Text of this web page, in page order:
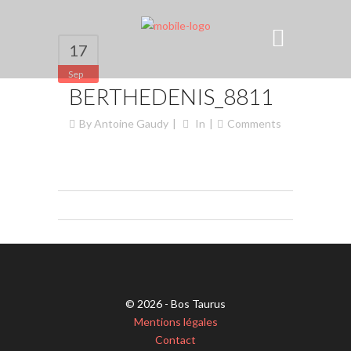
17
Sep
BERTHEDENIS_8811
ByAntoine Gaudy In Comments
© 2026 - Bos Taurus
Mentions légales
Contact